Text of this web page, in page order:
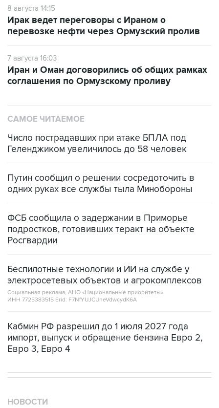
8 августа 14:15
Ирак ведет переговоры с Ираном о
перевозке нефти через Ормузский пролив
7 августа 16:03
Иран и Оман договорились об общих рамках
соглашения по Ормузскому проливу
САМОЕ ЧИТАЕМОЕ
Число пострадавших при атаке БПЛА под
Геленджиком увеличилось до 58 человек
Путин сообщил о решении сосредоточить в
одних руках все службы тыла Минобороны
ФСБ сообщила о задержании в Приморье
подростков, готовивших теракт на объекте
Росгвардии
Беспилотные технологии и ИИ на службе у
электросетевых объектов и агрокомплексов
Социальная реклама, АНО «Национальные приоритеты».
ИНН 7725383515 Erid: F7NfYUJCUneVdwcydK6A
Кабмин РФ разрешил до 1 июля 2027 года
импорт, выпуск и обращение бензина Евро 2,
Евро 3, Евро 4
НОВОСТИ